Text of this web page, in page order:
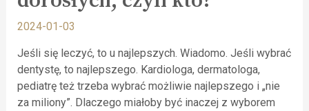
2024-01-03
Jeśli się leczyć, to u najlepszych. Wiadomo. Jeśli wybrać
dentystę, to najlepszego. Kardiologa, dermatologa,
pediatrę też trzeba wybrać możliwie najlepszego i „nie
za miliony”. Dlaczego miałoby być inaczej z wyborem